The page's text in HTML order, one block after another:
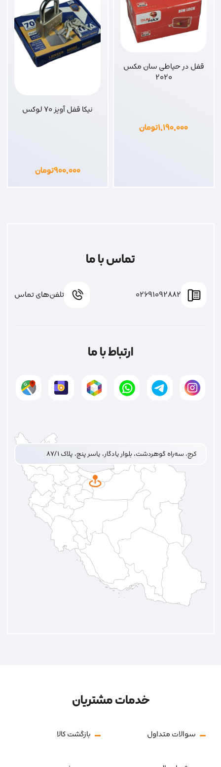
قفل در حیاطی سان مکس
2020
۱,۱۹۰,۰۰۰تومان
نیکا قفل آویز 70 لوکس
۹۰۰,۰۰۰تومان
تماس با ما
02691092882 تلفن‌های تماس
ارتباط با ما
کرج، سه‌راه گوهردشت، بلوار یادگار، یاسر پنج، پلاک ۸۷/۱
خدمات مشتریان
سوالات متداول بازگشت کالا